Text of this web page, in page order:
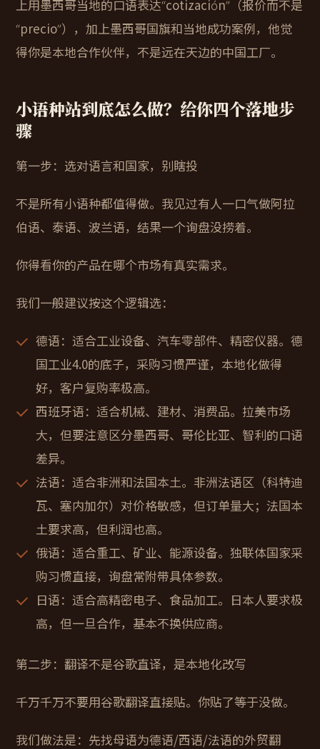
上用墨西哥当地的口语表达“cotización”（报价而不是
“precio”），加上墨西哥国旗和当地成功案例，他觉
得你是本地合作伙伴，不是远在天边的中国工厂。
小语种站到底怎么做？给你四个落地步
骤
第一步：选对语言和国家，别瞎投
不是所有小语种都值得做。我见过有人一口气做阿拉
伯语、泰语、波兰语，结果一个询盘没捞着。
你得看你的产品在哪个市场有真实需求。
我们一般建议按这个逻辑选：
德语：适合工业设备、汽车零部件、精密仪器。德
国工业4.0的底子，采购习惯严谨，本地化做得
好，客户复购率极高。
西班牙语：适合机械、建材、消费品。拉美市场
大，但要注意区分墨西哥、哥伦比亚、智利的口语
差异。
法语：适合非洲和法国本土。非洲法语区（科特迪
瓦、塞内加尔）对价格敏感，但订单量大；法国本
土要求高，但利润也高。
俄语：适合重工、矿业、能源设备。独联体国家采
购习惯直接，询盘常附带具体参数。
日语：适合高精密电子、食品加工。日本人要求极
高，但一旦合作，基本不换供应商。
第二步：翻译不是谷歌直译，是本地化改写
千万千万不要用谷歌翻译直接贴。你贴了等于没做。
我们做法是：先找母语为德语/西语/法语的外贸翻